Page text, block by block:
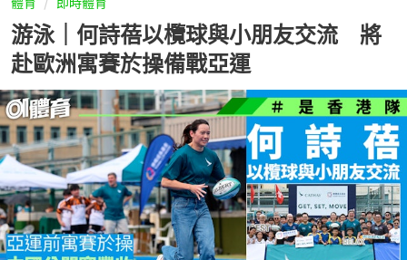
游泳｜何詩蓓以欖球與小朋友交流 將
赴歐洲寓賽於操備戰亞運